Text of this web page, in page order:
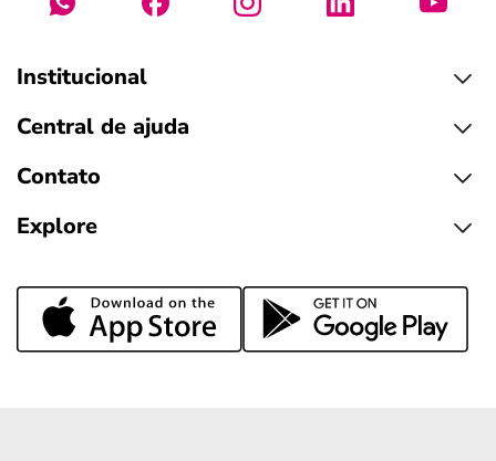
Institucional
Central de ajuda
Contato
Explore